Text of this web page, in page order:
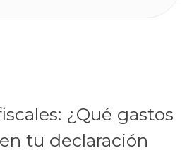
¿Qué gastos
tu declaración